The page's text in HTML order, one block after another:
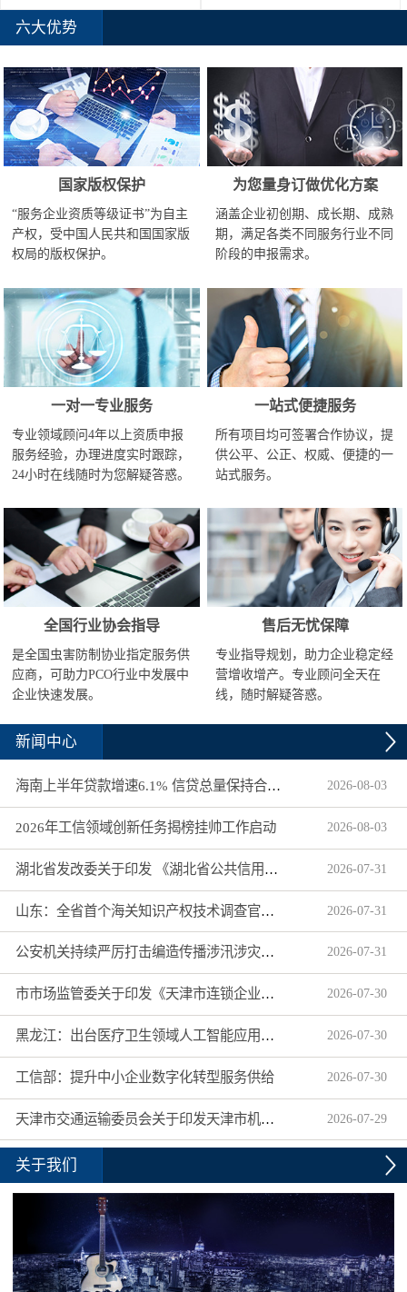
六大优势
国家版权保护
“服务企业资质等级证书”为自主
产权，受中国人民共和国国家版
权局的版权保护。
为您量身订做优化方案
涵盖企业初创期、成长期、成熟
期，满足各类不同服务行业不同
阶段的申报需求。
一对一专业服务
专业领域顾问4年以上资质申报
服务经验，办理进度实时跟踪，
24小时在线随时为您解疑答惑。
一站式便捷服务
所有项目均可签署合作协议，提
供公平、公正、权威、便捷的一
站式服务。
全国行业协会指导
是全国虫害防制协业指定服务供
应商，可助力PCO行业中发展中
企业快速发展。
售后无忧保障
专业指导规划，助力企业稳定经
营增收增产。专业顾问全天在
线，随时解疑答惑。
新闻中心
海南上半年贷款增速6.1% 信贷总量保持合理平稳增长 2026-08-03
2026年工信领域创新任务揭榜挂帅工作启动 2026-08-03
湖北省发改委关于印发 《湖北省公共信用信息目录（2026年版）》的通知 2026-07-31
山东：全省首个海关知识产权技术调查官制度落地济南自贸片区 2026-07-31
公安机关持续严厉打击编造传播涉汛涉灾网络谣言 2026-07-31
市市场监管委关于印发《天津市连锁企业食品经营许可“先证后核”信用承诺审批实施办法》的通知 2026-07-30
黑龙江：出台医疗卫生领域人工智能应用工作实施方案 2026-07-30
工信部：提升中小企业数字化转型服务供给 2026-07-30
天津市交通运输委员会关于印发天津市机动车驾驶员培训机构及教练员综合信用评价管理办法的通知 2026-07-29
关于我们